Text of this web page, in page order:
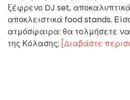
ξέφρενο DJ set,
αποκλειστικά food stands.
ατμόσφαιρα: θα τολμήσετε
της Κόλασης; [Διαβάστε